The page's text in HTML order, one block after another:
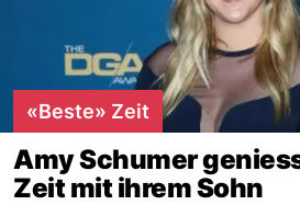
«Beste» Zeit
Amy Schumer
Zeit mit ihrem Sohn